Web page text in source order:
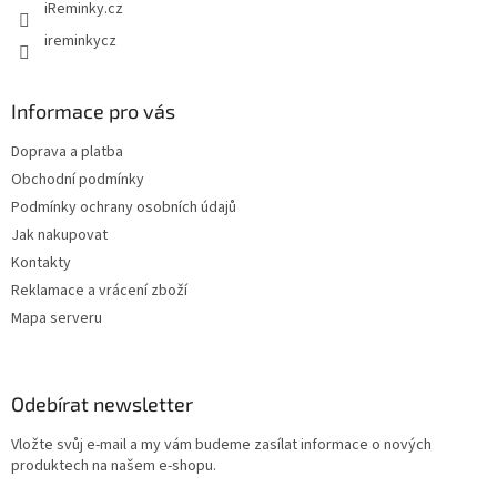
iReminky.cz
ireminkycz
Informace pro vás
Doprava a platba
Obchodní podmínky
Podmínky ochrany osobních údajů
Jak nakupovat
Kontakty
Reklamace a vrácení zboží
Mapa serveru
Odebírat newsletter
Vložte svůj e-mail a my vám budeme zasílat informace o nových
produktech na našem e-shopu.